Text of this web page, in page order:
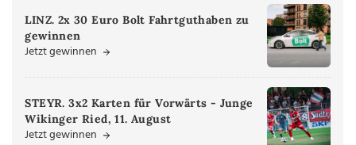
LINZ. 2x 30 Euro Bolt Fahrtguthaben zu
gewinnen
Jetzt gewinnen
STEYR. 3x2 Karten für Vorwärts - Junge
Wikinger Ried, 11. August
Jetzt gewinnen